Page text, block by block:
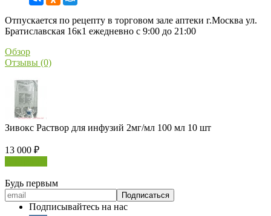
Отпускается по рецепту в торговом зале аптеки г.Москва ул.
Братиславская 16к1 ежедневно с 9:00 до 21:00
Обзор
Отзывы (0)
Зивокс Раствор для инфузий 2мг/мл 100 мл 10 шт
13 000 ₽
Будь первым
Подписывайтесь на нас